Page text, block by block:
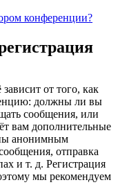
конференции?
от того, как
должны ли вы
сообщения, или
вам дополнительные
анонимным
отправка
и т. д. Регистрация
мы рекомендуем